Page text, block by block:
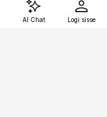
AI Chat Logi sisse